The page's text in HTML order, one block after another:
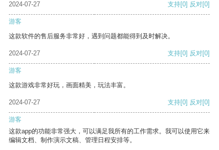
2024-07-27 支持[0] 反对[0]
游客
这款软件的售后服务非常好，遇到问题都能得到及时解决。
2024-07-27 支持[0] 反对[0]
游客
这款游戏非常好玩，画面精美，玩法丰富。
2024-07-27 支持[0] 反对[0]
游客
这款app的功能非常强大，可以满足我所有的工作需求。我可以使用它来
编辑文档、制作演示文稿、管理日程安排等。